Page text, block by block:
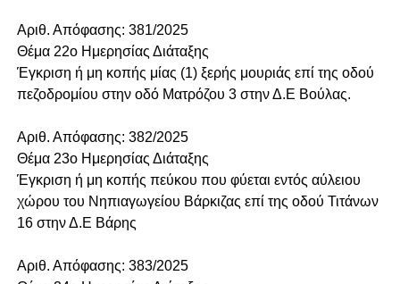
Αριθ. Απόφασης: 381/2025
Θέμα 22o Ημερησίας Διάταξης
Έγκριση ή μη κοπής μίας (1) ξερής μουριάς επί της οδού
πεζοδρομίου στην οδό Ματρόζου 3 στην Δ.Ε Βούλας.
Αριθ. Απόφασης: 382/2025
Θέμα 23o Ημερησίας Διάταξης
Έγκριση ή μη κοπής πεύκου που φύεται εντός αύλειου
χώρου του Νηπιαγωγείου Βάρκιζας επί της οδού Τιτάνων
16 στην Δ.Ε Βάρης
Αριθ. Απόφασης: 383/2025